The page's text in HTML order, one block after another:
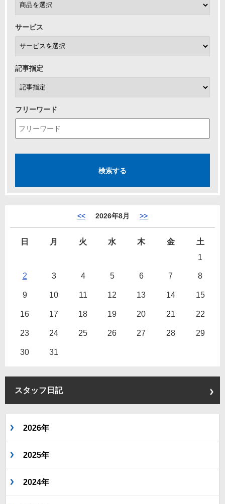
サービス
記事指定
フリーワード
<< 2026年8月 >>
日 月 火 水 木 金
土
1
2 3 4 5 6 7 8
9 10 11 12 13 14 15
16 17 18 19 20 21 22
23 24 25 26 27 28 29
30 31
スタッフ日記
2026年
2025年
2024年